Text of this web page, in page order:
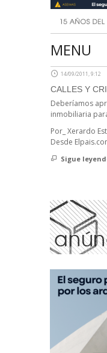
MENU
14/09/2011, 9:12
CALLES Y
Deberíamos
inmobiliaria
Por_ Xerardo
Desde
Sigue